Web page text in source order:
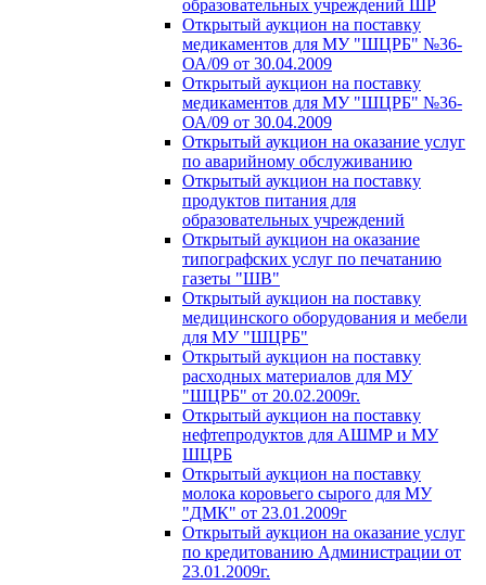
образовательных учреждений ШР
Открытый аукцион на поставку
медикаментов для МУ "ШЦРБ" №36-
ОА/09 от 30.04.2009
Открытый аукцион на поставку
медикаментов для МУ "ШЦРБ" №36-
ОА/09 от 30.04.2009
Открытый аукцион на оказание услуг
по аварийному обслуживанию
Открытый аукцион на поставку
продуктов питания для
образовательных учреждений
Открытый аукцион на оказание
типографских услуг по печатанию
газеты "ШВ"
Открытый аукцион на поставку
медицинского оборудования и мебели
для МУ "ШЦРБ"
Открытый аукцион на поставку
расходных материалов для МУ
"ШЦРБ" от 20.02.2009г.
Открытый аукцион на поставку
нефтепродуктов для АШМР и МУ
ШЦРБ
Открытый аукцион на поставку
молока коровьего сырого для МУ
"ДМК" от 23.01.2009г
Открытый аукцион на оказание услуг
по кредитованию Администрации от
23.01.2009г.